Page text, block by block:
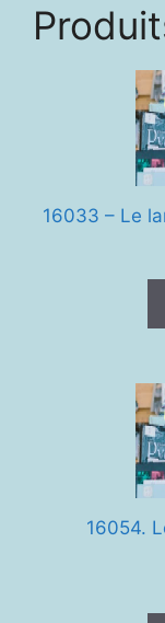
16033 – Le
16054.